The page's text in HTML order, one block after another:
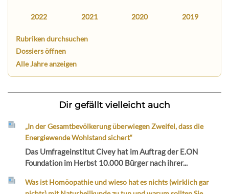
2022 2021 2020 2019
Rubriken durchsuchen
Dossiers öffnen
Alle Jahre anzeigen
Dir gefällt vielleicht auch
„In der Gesamtbevölkerung überwiegen Zweifel, dass die
Energiewende Wohlstand sichert“
Das Umfrageinstitut Civey hat im Auftrag der E.ON
Foundation im Herbst 10.000 Bürger nach ihrer...
Was ist Homöopathie und wieso hat es nichts (wirklich gar